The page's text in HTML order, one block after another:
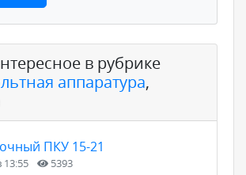
в рубрике
аппаратура,
ПКУ 15-21
13:55 5393